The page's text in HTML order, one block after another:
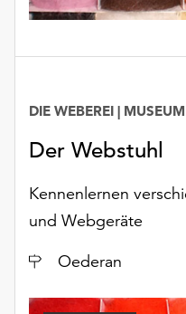
Der Webstuhl
DIE WEBEREI |
Kennenlernen
und Webgeräte
Ort
Oederan